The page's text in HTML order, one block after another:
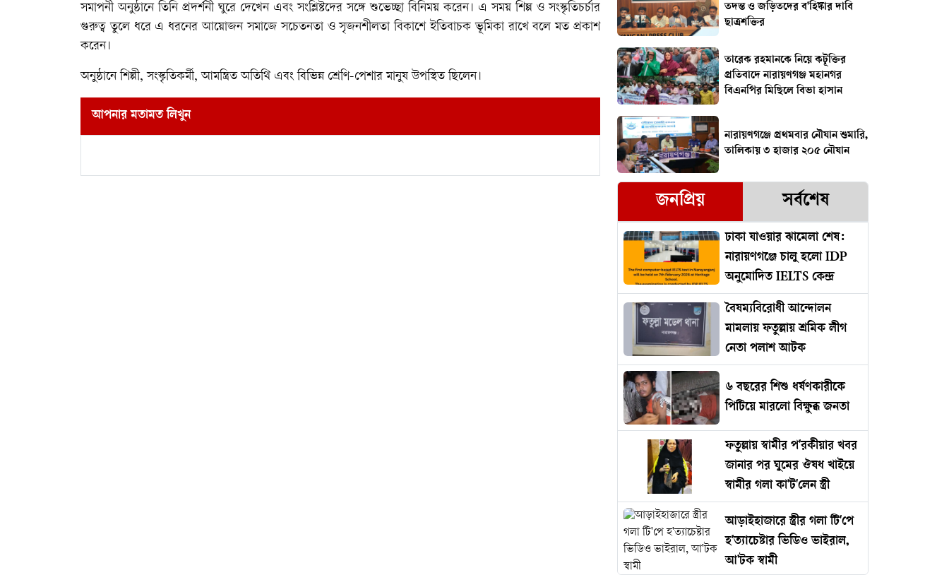
সমাপনী অনুষ্ঠানে তিনি প্রদর্শনী ঘুরে দেখেন এবং সংশ্লিষ্টদের সঙ্গে শুভেচ্ছা বিনিময় করেন। এ সময় শিল্প ও সংস্কৃতিচর্চার
গুরুত্ব তুলে ধরে এ ধরনের আয়োজন সমাজে সচেতনতা ও সৃজনশীলতা বিকাশে ইতিবাচক ভূমিকা রাখে বলে মত প্রকাশ
করেন।
অনুষ্ঠানে শিল্পী, সংস্কৃতিকর্মী, আমন্ত্রিত অতিথি এবং বিভিন্ন শ্রেণি-পেশার মানুষ উপস্থিত ছিলেন।
আপনার মতামত লিখুন
তদন্ত ও জড়িতদের ব'হিষ্কার দাবি
ছাত্রশক্তির
তারেক রহমানকে নিয়ে কটূক্তির
প্রতিবাদে নারায়ণগঞ্জ মহানগর
বিএনপির মিছিলে বিভা হাসান
নারায়ণগঞ্জে প্রথমবার নৌযান শুমারি,
তালিকায় ৩ হাজার ২০৫ নৌযান
জনপ্রিয় সর্বশেষ
ঢাকা যাওয়ার ঝামেলা শেষ:
নারায়ণগঞ্জে চালু হলো IDP
অনুমোদিত IELTS কেন্দ্র
বৈষম্যবিরোধী আন্দোলন
মামলায় ফতুল্লায় শ্রমিক লীগ
নেতা পলাশ আটক
৬ বছরের শিশু ধর্ষণকারীকে
পিটিয়ে মারলো বিক্ষুব্ধ জনতা
ফতুল্লায় স্বামীর প'রকীয়ার খবর
জানার পর ঘুমের ঔষধ খাইয়ে
স্বামীর গলা কা'ট'লেন স্ত্রী
আড়াইহাজারে স্ত্রীর গলা টি'পে
হ'ত্যাচেষ্টার ভিডিও ভাইরাল,
আ'টক স্বামী